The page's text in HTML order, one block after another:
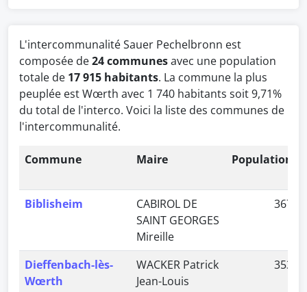
L'intercommunalité Sauer Pechelbronn est
composée de24 communesavec une population
totale de 17 915 habitants. La commune la plus
peuplée est Wœrth avec 1 740 habitants soit 9,71%
du total de l'interco. Voici la liste des communes de
l'intercommunalité.
Commune Maire Population
Biblisheim
CABIROL DE
SAINT GEORGES
Mireille
367
Dieffenbach-lès-
Wœrth
WACKER Patrick
Jean-Louis
353